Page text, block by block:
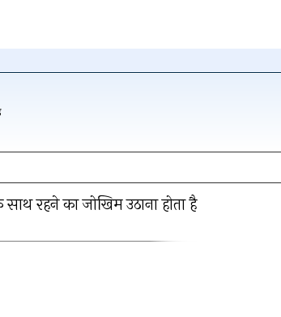
रहने का जोखिम उठाना होता है
क्लिक
हटाएँ